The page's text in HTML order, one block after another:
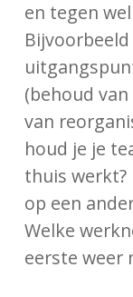
en tegen
(behoud
van
houd je je
thuis
op een
Welke
eerste weer